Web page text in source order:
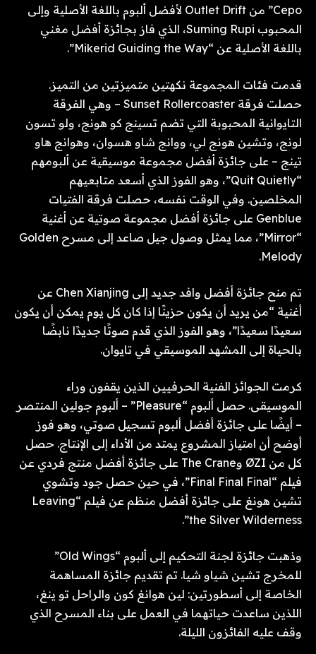
Cepo” من Outlet Drift لأفضل ألبوم باللغة الأصلية وإلى
المحبوب Suming Rupi، الذي فاز بجائزة أفضل مغني
باللغة الأصلية عن “Mikerid Guiding the Way”.
قدمت فئات المجموعة نكهتين متميزتين من التميز.
حصلت فرقة Sunset Rollercoaster – وهي الفرقة
التايوانية المحبوبة التي تضم تسينج كو هونج، ولو تسون
لونج، وتشين هونج لي، ووانج شاو هسوان، وهوانج هاو
تينج – على جائزة أفضل مجموعة موسيقية عن ألبومهم
“Quit Quietly”، وهو الفوز الذي أسعد متابعيهم
المخلصين. وفي الوقت نفسه، حصلت فرقة الفتيات
Genblue على جائزة أفضل مجموعة صوتية عن أغنية
“Mirror”، مما يمثل وصول جيل صاعد إلى مسرح Golden
Melody.
تم منح جائزة أفضل وافد جديد إلى Chen Xianjing عن
أغنية “من يريد أن يكون حزينًا إذا كان كل يوم يمكن أن يكون
سعيدًا سعيدًا”، وهو الفوز الذي قدم صوتًا جديدًا نابضًا
بالحياة إلى المشهد الموسيقي في تايوان.
كرمت الجوائز الفنية الحرفيين الذين يقفون وراء
الموسيقى. حصل ألبوم “Pleasure” – ألبوم جولين المنتصر
– أيضًا على جائزة أفضل ألبوم تسجيل صوتي، وهو فوز
أوضح أن امتياز المشروع يمتد من الأداء إلى الإنتاج. حصل
كل من ØZI وThe Crane على جائزة أفضل منتج فردي عن
فيلم “Final Final Final”، في حين حصل جود وتشوي
تشين هونغ على جائزة أفضل منظم عن فيلم “Leaving
the Silver Wilderness”.
وذهبت جائزة لجنة التحكيم إلى ألبوم “Old Wings”
للمخرج تشين شياو شيا. تم تقديم جائزة المساهمة
الخاصة إلى أسطورتين: لين هوانغ كون والراحل تو ينغ،
اللذين ساعدت حياتهما في العمل على بناء المسرح الذي
وقف عليه الفائزون الليلة.